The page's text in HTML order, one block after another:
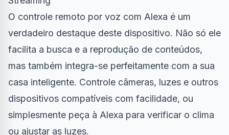
O controle remoto por voz com Alexa é um
verdadeiro destaque deste dispositivo. Não só ele
facilita a busca e a reprodução de conteúdos,
mas também integra-se perfeitamente com a sua
casa inteligente. Controle câmeras, luzes e outros
dispositivos compatíveis com facilidade, ou
simplesmente peça à Alexa para verificar o clima
ou ajustar as luzes.